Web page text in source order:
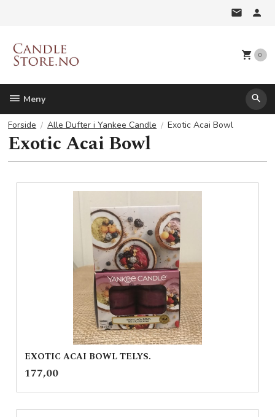
0
Meny
Forside Alle Dufter i Yankee Candle Exotic Acai Bowl
Exotic Acai Bowl
EXOTIC ACAI BOWL TELYS.
Pris
177,00